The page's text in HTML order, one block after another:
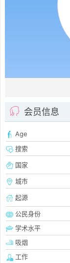
会员信息
Age
搜索
国家
城市
起源
公民身份
学术水平
吸烟
工作